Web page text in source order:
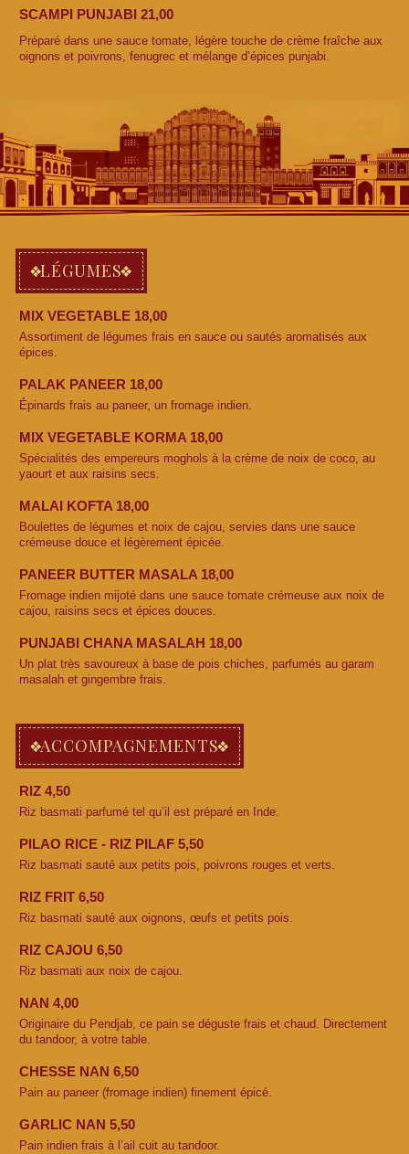
SCAMPI PUNJABI 21,00
Préparé dans une sauce tomate, légère touche de crème fraîche aux
oignons et poivrons, fenugrec et mélange d’épices punjabi.
LÉGUMES
MIX VEGETABLE 18,00
Assortiment de légumes frais en sauce ou sautés aromatisés aux
épices.
PALAK PANEER 18,00
Épinards frais au paneer, un fromage indien.
MIX VEGETABLE KORMA 18,00
Spécialités des empereurs moghols à la crème de noix de coco, au
yaourt et aux raisins secs.
MALAI KOFTA 18,00
Boulettes de légumes et noix de cajou, servies dans une sauce
crémeuse douce et légèrement épicée.
PANEER BUTTER MASALA 18,00
Fromage indien mijoté dans une sauce tomate crémeuse aux noix de
cajou, raisins secs et épices douces.
PUNJABI CHANA MASALAH 18,00
Un plat très savoureux à base de pois chiches, parfumés au garam
masalah et gingembre frais.
ACCOMPAGNEMENTS
RIZ 4,50
Riz basmati parfumé tel qu’il est préparé en Inde.
PILAO RICE - RIZ PILAF 5,50
Riz basmati sauté aux petits pois, poivrons rouges et verts.
RIZ FRIT 6,50
Riz basmati sauté aux oignons, œufs et petits pois.
RIZ CAJOU 6,50
Riz basmati aux noix de cajou.
NAN 4,00
Originaire du Pendjab, ce pain se déguste frais et chaud. Directement
du tandoor, à votre table.
CHESSE NAN 6,50
Pain au paneer (fromage indien) finement épicé.
GARLIC NAN 5,50
Pain indien frais à l’ail cuit au tandoor.